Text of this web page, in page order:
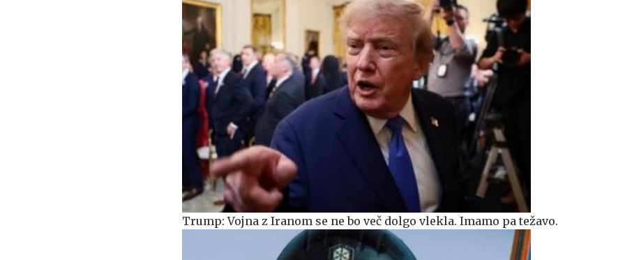
Trump: Vojna z Iranom se ne bo več dolgo vlekla. Imamo pa težavo.